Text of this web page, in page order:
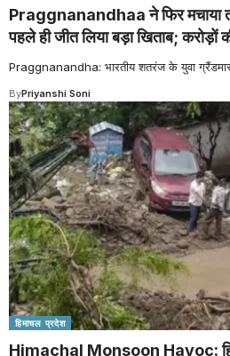
Praggnanandhaa ने फिर मचाया
पहले ही जीत लिया बड़ा खिताब; करोड़ों
Praggnanandha: भारतीय शतरंज के युवा
ByPriyanshi Soni
हिमाचल प्रदेश
Himachal Monsoon Havoc: